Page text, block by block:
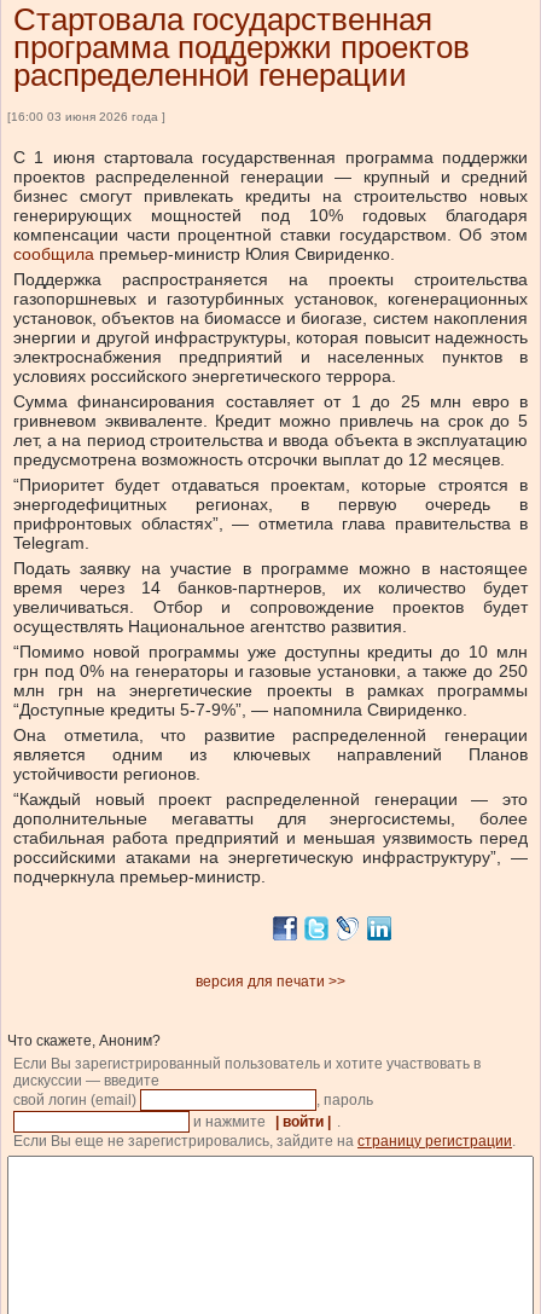
Стартовала государственная
программа поддержки проектов
распределенной генерации
[16:00 03 июня 2026 года ]
С 1 июня стартовала государственная программа поддержки
проектов распределенной генерации — крупный и средний
бизнес смогут привлекать кредиты на строительство новых
генерирующих мощностей под 10% годовых благодаря
компенсации части процентной ставки государством. Об этом
сообщила премьер-министр Юлия Свириденко.
Поддержка распространяется на проекты строительства
газопоршневых и газотурбинных установок, когенерационных
установок, объектов на биомассе и биогазе, систем накопления
энергии и другой инфраструктуры, которая повысит надежность
электроснабжения предприятий и населенных пунктов в
условиях российского энергетического террора.
Сумма финансирования составляет от 1 до 25 млн евро в
гривневом эквиваленте. Кредит можно привлечь на срок до 5
лет, а на период строительства и ввода объекта в эксплуатацию
предусмотрена возможность отсрочки выплат до 12 месяцев.
“Приоритет будет отдаваться проектам, которые строятся в
энергодефицитных регионах, в первую очередь в
прифронтовых областях”, — отметила глава правительства в
Telegram.
Подать заявку на участие в программе можно в настоящее
время через 14 банков-партнеров, их количество будет
увеличиваться. Отбор и сопровождение проектов будет
осуществлять Национальное агентство развития.
“Помимо новой программы уже доступны кредиты до 10 млн
грн под 0% на генераторы и газовые установки, а также до 250
млн грн на энергетические проекты в рамках программы
“Доступные кредиты 5-7-9%”, — напомнила Свириденко.
Она отметила, что развитие распределенной генерации
является одним из ключевых направлений Планов
устойчивости регионов.
“Каждый новый проект распределенной генерации — это
дополнительные мегаватты для энергосистемы, более
стабильная работа предприятий и меньшая уязвимость перед
российскими атаками на энергетическую инфраструктуру”, —
подчеркнула премьер-министр.
версия для печати >>
Что скажете, Аноним?
Если Вы зарегистрированный пользователь и хотите участвовать в
дискуссии — введите
свой логин (email)
, пароль
и нажмите
| войти |
.
Если Вы еще не зарегистрировались, зайдите на страницу регистрации.